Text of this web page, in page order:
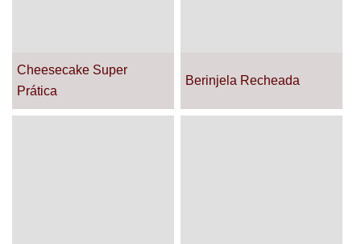
Cheesecake Super
Prática
Berinjela Recheada